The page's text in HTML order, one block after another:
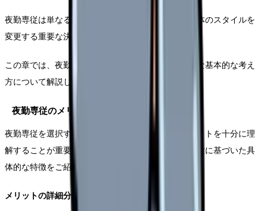
夜勤専従は単なる勤務形態の変更ではなく、生活全体のスタイルを
変更する重要な決断です。
この章では、夜勤専従の特徴と、成功のために必要な基本的な考え
方について解説します。
夜勤専従のメリットとデメリット
夜勤専従を選択する際には、そのメリットとデメリットを十分に理
解することが重要です。ここでは実際の現場での経験に基づいた具
体的な特徴をご紹介します。
メリットの詳細分析